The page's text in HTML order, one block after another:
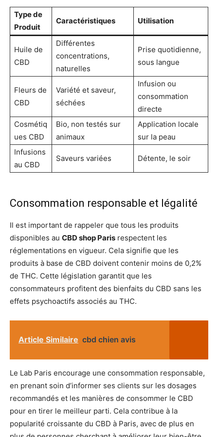
Type de
Produit
Caractéristiques Utilisation
Huile de
CBD
Différentes
concentrations,
naturelles
Prise quotidienne,
sous langue
Fleurs de
CBD
Variété et saveur,
séchées
Infusion ou
consommation
directe
Cosmétiq
ues CBD
Bio, non testés sur
animaux
Application locale
sur la peau
Infusions
au CBD
Saveurs variées Détente, le soir
Consommation responsable et légalité
Il est important de rappeler que tous les produits
disponibles au CBD shop Paris respectent les
réglementations en vigueur. Cela signifie que les
produits à base de CBD doivent contenir moins de 0,2%
de THC. Cette législation garantit que les
consommateurs profitent des bienfaits du CBD sans les
effets psychoactifs associés au THC.
Article Similaire cbd chien avis
Le Lab Paris encourage une consommation responsable,
en prenant soin d’informer ses clients sur les dosages
recommandés et les manières de consommer le CBD
pour en tirer le meilleur parti. Cela contribue à la
popularité croissante du CBD à Paris, avec de plus en